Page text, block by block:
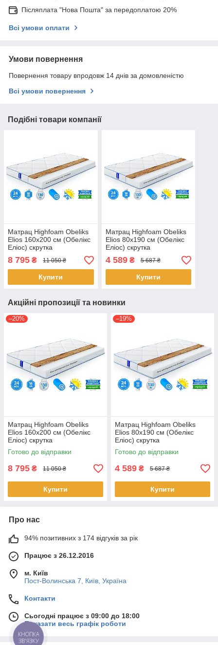
Післяплата "Нова Пошта" за передоплатою 20%
Всі умови оплати
Умови повернення
Повернення товару впродовж 14 днів за домовленістю
Всі умови повернення
Подібні товари компанії
Матрац Highfoam Obeliks
Elios 160x200 см (Обелікс
Еліос) скрутка
8 795 ₴ 11 050 ₴
Купити
Матрац Highfoam Obeliks
Elios 80x190 см (Обелікс
Еліос) скрутка
4 589₴ 5 687 ₴
Купити
Акційні пропозиції та новинки
–20%
Матрац Highfoam Obeliks
Elios 160x200 см (Обелікс
Еліос) скрутка
Готово до відправки
8 795 ₴ 11 050 ₴
Купити
–19%
Матрац Highfoam Obeliks
Elios 80x190 см (Обелікс
Еліос) скрутка
Готово до відправки
4 589 ₴ 5 687 ₴
Купити
Про нас
94% позитивних з 174 відгуків за рік
Працює з 26.12.2016
м. Київ
Пост-Волинська 7, Київ, Україна
Контакти
Сьогодні працює з 09:00 до 18:00
Показати весь графік роботи
КНОПКА
ЗВ'ЯЗКУ